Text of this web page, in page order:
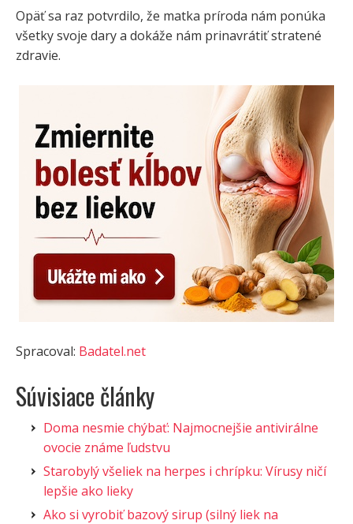
Opäť sa raz potvrdilo, že matka príroda nám ponúka
všetky svoje dary a dokáže nám prinavrátiť stratené
zdravie.
Spracoval: Badatel.net
Súvisiace články
Doma nesmie chýbať: Najmocnejšie antivirálne
ovocie známe ľudstvu
Starobylý všeliek na herpes i chrípku: Vírusy ničí
lepšie ako lieky
Ako si vyrobiť bazový sirup (silný liek na